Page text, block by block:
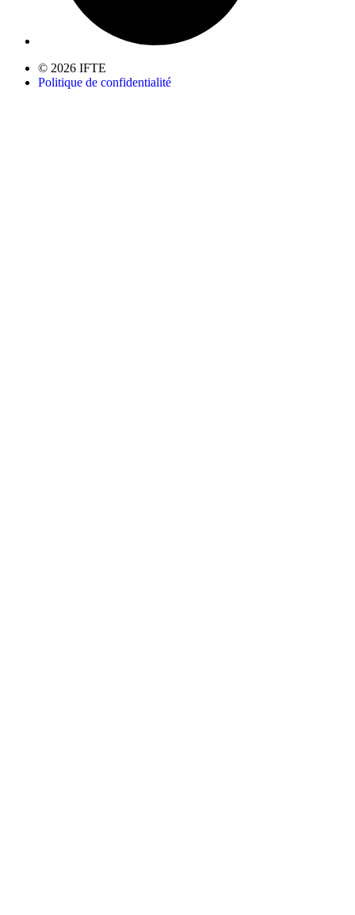
© 2026 IFTE
Politique de confidentialité